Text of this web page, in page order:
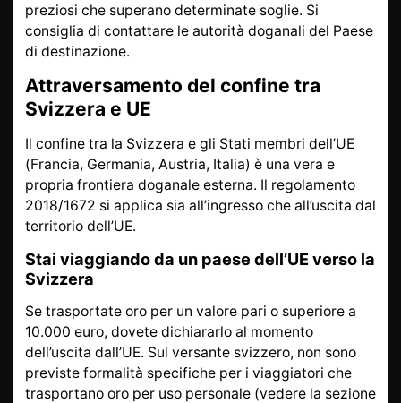
preziosi che superano determinate soglie. Si
consiglia di contattare le autorità doganali del Paese
di destinazione.
Attraversamento del confine tra
Svizzera e UE
Il confine tra la Svizzera e gli Stati membri dell’UE
(Francia, Germania, Austria, Italia) è una vera e
propria frontiera doganale esterna. Il regolamento
2018/1672 si applica sia all’ingresso che all’uscita dal
territorio dell’UE.
Stai viaggiando da un paese dell’UE verso la
Svizzera
Se trasportate oro per un valore pari o superiore a
10.000 euro, dovete dichiararlo al momento
dell’uscita dall’UE. Sul versante svizzero, non sono
previste formalità specifiche per i viaggiatori che
trasportano oro per uso personale (vedere la sezione